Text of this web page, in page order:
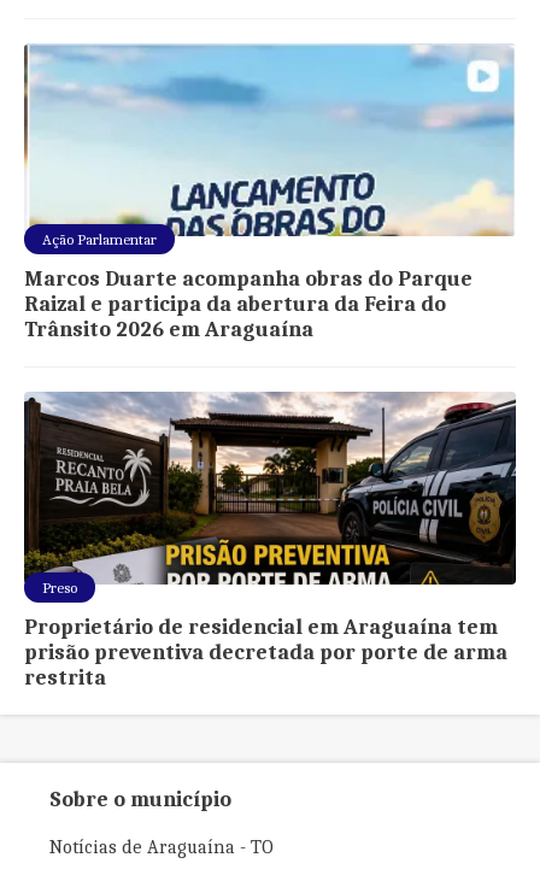
Ação Parlamentar
Marcos Duarte acompanha obras do Parque
Raizal e participa da abertura da Feira do
Trânsito 2026 em Araguaína
Preso
Proprietário de residencial em Araguaína tem
prisão preventiva decretada por porte de arma
restrita
Sobre o município
Notícias de Araguaína - TO